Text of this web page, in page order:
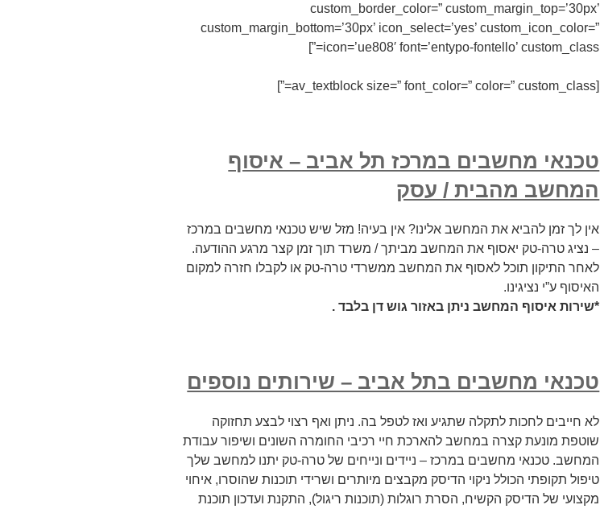
custom_border_color=” custom_margin_top=’30px’
custom_margin_bottom=’30px’ icon_select=’yes’ custom_icon_color=”
icon=’ue808′ font=’entypo-fontello’ custom_class=”]
[av_textblock size=” font_color=” color=” custom_class=”]
טכנאי מחשבים במרכז תל אביב – איסוף
המחשב מהבית / עסק
אין לך זמן להביא את המחשב אלינו? אין בעיה! מזל שיש טכנאי מחשבים במרכז
– נציג טרה-טק יאסוף את המחשב מביתך / משרד תוך זמן קצר מרגע ההודעה.
לאחר התיקון תוכל לאסוף את המחשב ממשרדי טרה-טק או לקבלו חזרה למקום
האיסוף ע”י נציגינו.
*שירות איסוף המחשב ניתן באזור גוש דן בלבד .
טכנאי מחשבים בתל אביב – שירותים נוספים
לא חייבים לחכות לתקלה שתגיע ואז לטפל בה. ניתן ואף רצוי לבצע תחזוקה
שוטפת מונעת קצרה במחשב להארכת חיי רכיבי החומרה השונים ושיפור עבודת
המחשב. טכנאי מחשבים במרכז – ניידים ונייחים של טרה-טק יתנו למחשב שלך
טיפול תקופתי הכולל ניקוי הדיסק מקבצים מיותרים ושרידי תוכנות שהוסרו, איחוי
מקצועי של הדיסק הקשיח, הסרת רוגלות (תוכנות ריגול), התקנת ועדכון תוכנת